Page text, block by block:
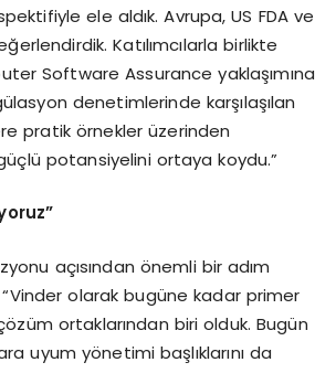
ele aldık. Avrupa, US FDA ve
Katılımcılarla birlikte
Software Assurance yaklaşımına
denetimlerinde karşılaşılan
pratik örnekler üzerinden
potansiyelini ortaya koydu.”
açısından önemli bir adım
olarak bugüne kadar primer
ortaklarından biri olduk. Bugün
uyum yönetimi başlıklarını da